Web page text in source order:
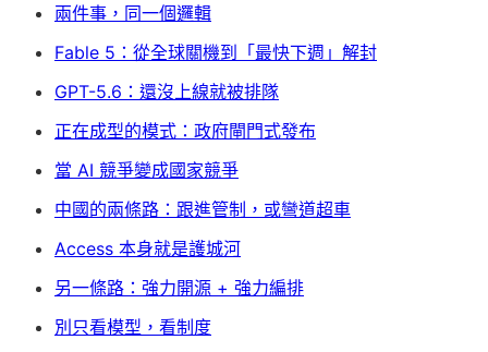
兩件事，同一個邏輯
Fable 5：從全球關機到「最快下週」解封
GPT-5.6：還沒上線就被排隊
正在成型的模式：政府閘門式發布
當 AI 競爭變成國家競爭
中國的兩條路：跟進管制，或彎道超車
Access 本身就是護城河
另一條路：強力開源 + 強力編排
別只看模型，看制度